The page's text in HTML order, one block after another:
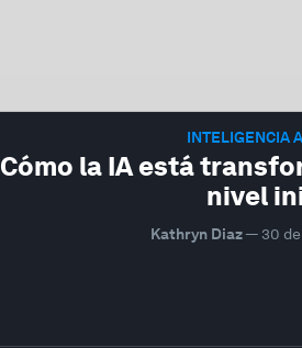
INTELIGENCIA
Cómo la IA está
nivel
Kathryn Diaz— 30